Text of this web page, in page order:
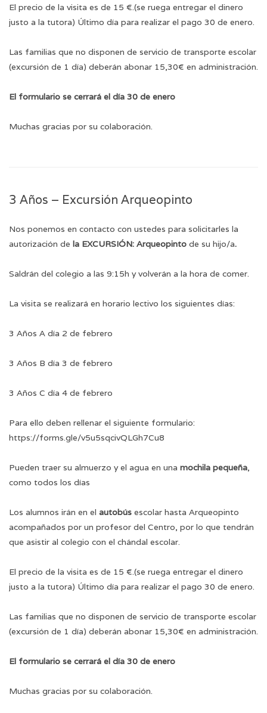
El precio de la visita es de 15 €.(se ruega entregar el dinero
justo a la tutora) Último día para realizar el pago 30 de enero.
Las familias que no disponen de servicio de transporte escolar
(excursión de 1 día) deberán abonar 15,30€ en administración.
El formulario se cerrará el día 30 de enero
Muchas gracias por su colaboración.
3 Años – Excursión Arqueopinto
Nos ponemos en contacto con ustedes para solicitarles la
autorización de la EXCURSIÓN: Arqueopinto de su hijo/a.
Saldrán del colegio a las 9:15h y volverán a la hora de comer.
La visita se realizará en horario lectivo los siguientes días:
3 Años A día 2 de febrero
3 Años B día 3 de febrero
3 Años C día 4 de febrero
Para ello deben rellenar el siguiente formulario:
https://forms.gle/v5u5sqcivQLGh7Cu8
Pueden traer su almuerzo y el agua en una mochila pequeña,
como todos los días
Los alumnos irán en el autobús escolar hasta Arqueopinto
acompañados por un profesor del Centro, por lo que tendrán
que asistir al colegio con el chándal escolar.
El precio de la visita es de 15 €.(se ruega entregar el dinero
justo a la tutora) Último día para realizar el pago 30 de enero.
Las familias que no disponen de servicio de transporte escolar
(excursión de 1 día) deberán abonar 15,30€ en administración.
El formulario se cerrará el día 30 de enero
Muchas gracias por su colaboración.